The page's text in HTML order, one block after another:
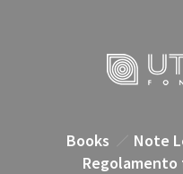
Books Note
Regolamento